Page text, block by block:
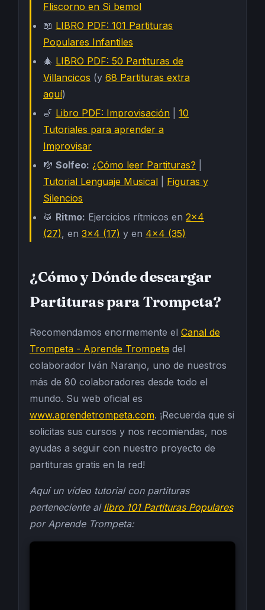
Fliscorno en Si bemol
📖 LIBRO PDF: 101 Partituras
Populares Infantiles
🎄 LIBRO PDF: 50 Partituras de
Villancicos (y 68 Partituras extra
aquí)
🎷 Libro PDF: Improvisación
10
Tutoriales para aprender a
Improvisar
🎼 Solfeo: ¿Cómo leer Partituras?
Tutorial Lenguaje Musical
Figuras y
Silencios
🥁 Ritmo: Ejercicios rítmicos en 2x4
(27), en 3x4 (17) y en 4x4 (35)
¿Cómo y Dónde descargar
Partituras para Trompeta?
Recomendamos enormemente el Canal de
Trompeta - Aprende Trompeta del
colaborador Iván Naranjo, uno de nuestros
más de 80 colaboradores desde todo el
mundo. Su web oficial es
www.aprendetrompeta.com. ¡Recuerda que si
solicitas sus cursos y nos recomiendas, nos
ayudas a seguir con nuestro proyecto de
partituras gratis en la red!
Aquí un vídeo tutorial con partituras
perteneciente al libro 101 Partituras Populares
por Aprende Trompeta: